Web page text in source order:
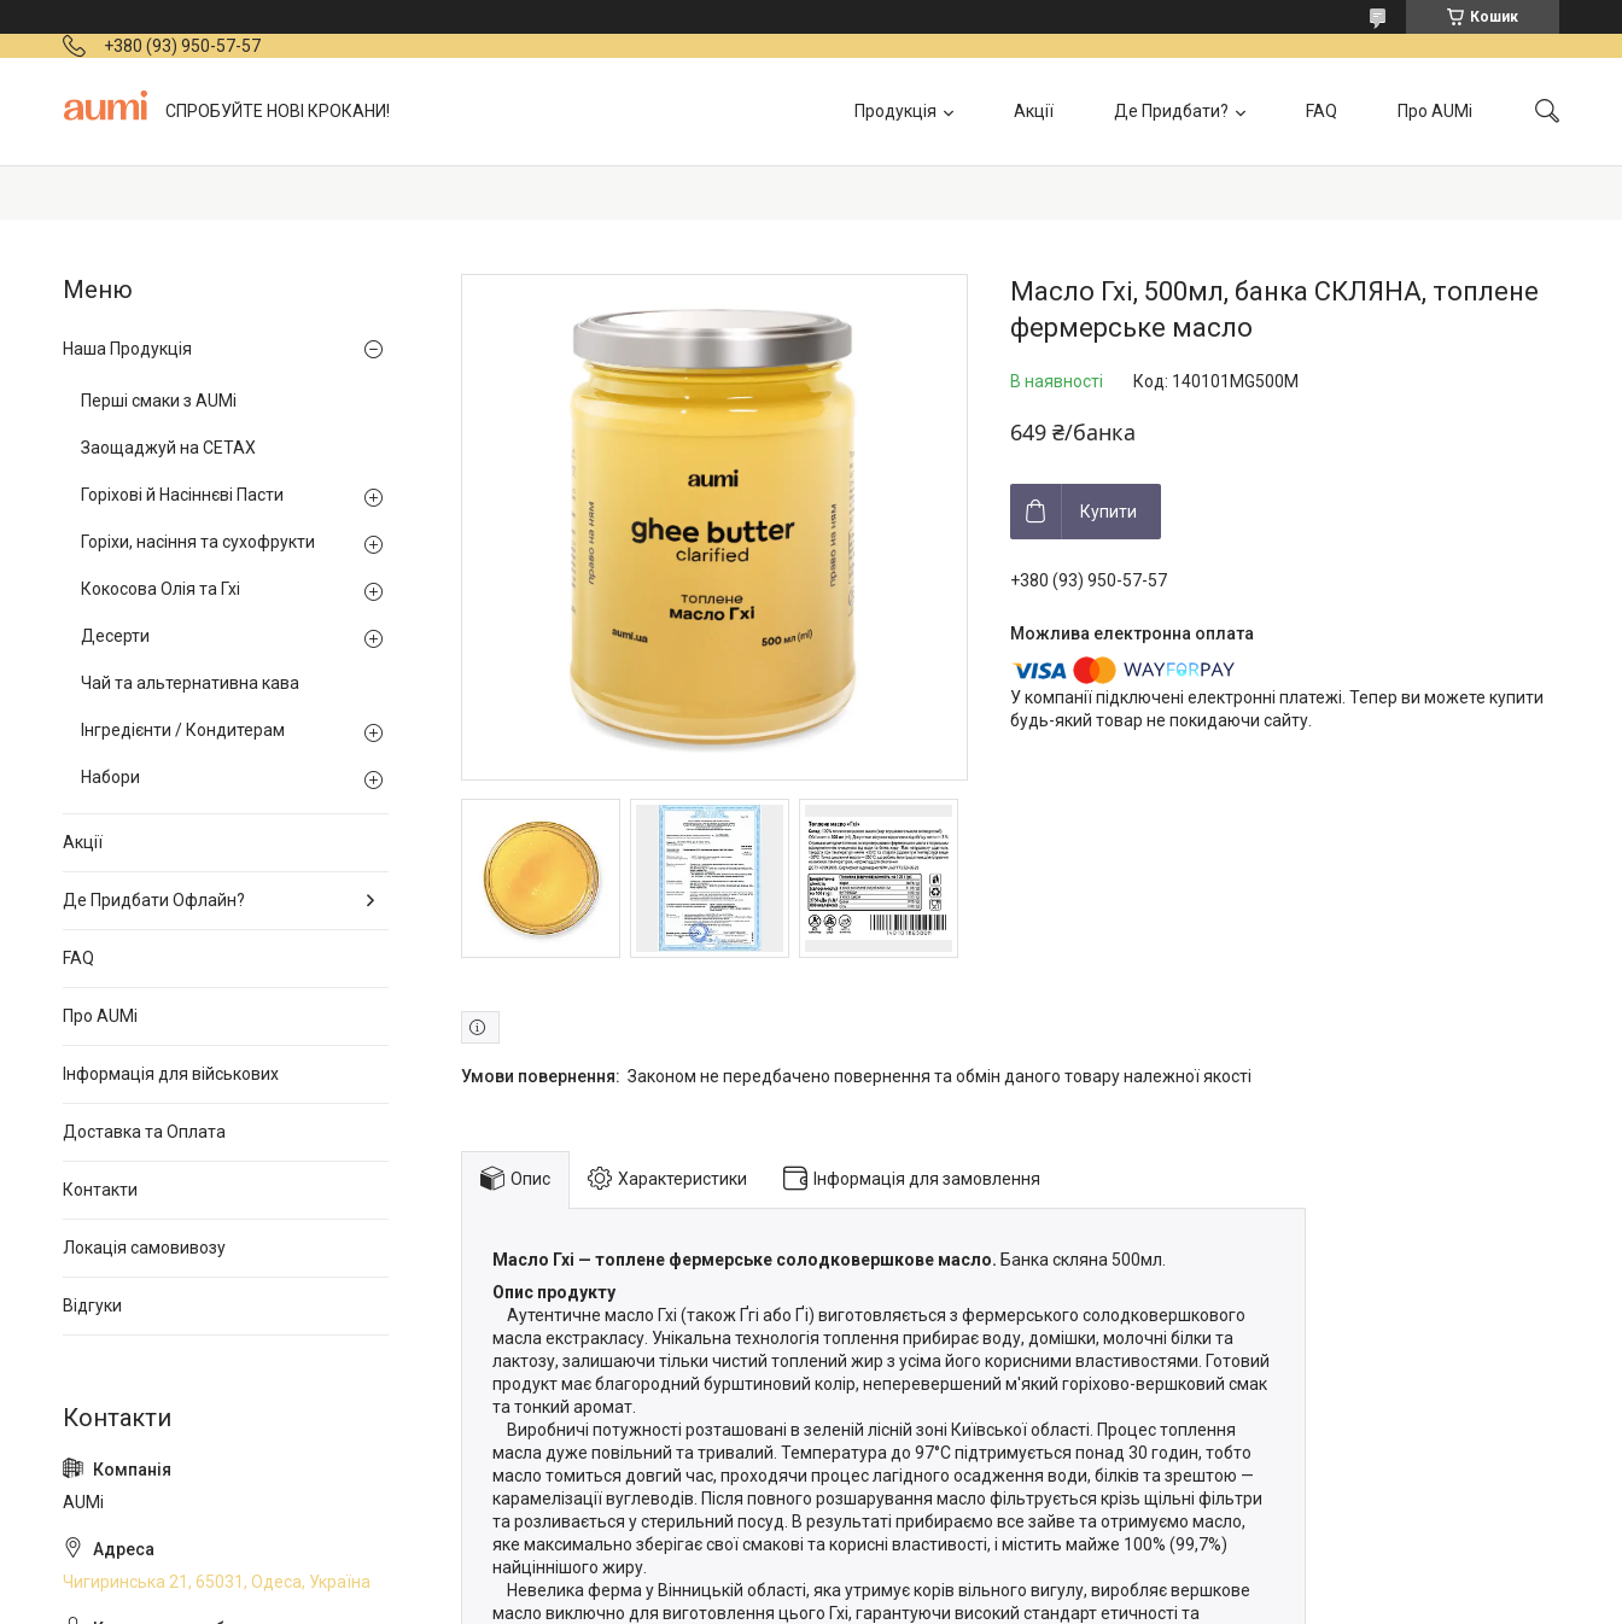
Кошик
+380 (93) 950-57-57
СПРОБУЙТЕ НОВІ КРОКАНИ! Продукція Акції Де Придбати? FAQ Про AUMi
Відгуки Головна
Масло Гхі, 500мл, банка СКЛЯНА, топлене
фермерське масло
В наявності Код: 140101MG500M
649 ₴/банка
Купити
+380 (93) 950-57-57
У компанії підключені електронні платежі. Тепер ви можете купити
будь-який товар не покидаючи сайту.
Законом не передбачено повернення та обмін даного товару належної якості
Опис Характеристики Інформація для замовлення
Масло Гхі — топлене фермерське солодковершкове масло. Банка скляна 500мл.
Опис продукту
Аутентичне масло Гхі (також Ґгі або Ґі) виготовляється з фермерського солодковершкового
масла екстракласу. Унікальна технологія топлення прибирає воду, домішки, молочні білки та
лактозу, залишаючи тільки чистий топлений жир з усіма його корисними властивостями. Готовий
продукт має благородний бурштиновий колір, неперевершений м'який горіхово-вершковий смак
та тонкий аромат.
Виробничі потужності розташовані в зеленій лісній зоні Київської області. Процес топлення
масла дуже повільний та тривалий. Температура до 97°C підтримується понад 30 годин, тобто
масло томиться довгий час, проходячи процес лагідного осадження води, білків та зрештою —
карамелізації вуглеводів. Після повного розшарування масло фільтрується крізь щільні фільтри
та розливається у стерильний посуд. В результаті прибираємо все зайве та отримуємо масло,
яке максимально зберігає свої смакові та корисні властивості, і містить майже 100% (99,7%)
найціннішого жиру.
Невелика ферма у Вінницькій області, яка утримує корів вільного вигулу, виробляє вершкове
масло виключно для виготовлення цього Гхі, гарантуючи високий стандарт етичності та
Наша Продукція
Перші смаки з AUMi
Заощаджуй на СЕТАХ
Горіхові й Насіннєві Пасти
Горіхи, насіння та сухофрукти
Кокосова Олія та Гхі
Десерти
Чай та альтернативна кава
Інгредієнти / Кондитерам
Набори
Акції
Де Придбати Офлайн?
FAQ
Про AUMi
Інформація для військових
Доставка та Оплата
Контакти
Локація самовивозу
Відгуки
AUMi
Чигиринська 21, 65031, Одеса, Україна